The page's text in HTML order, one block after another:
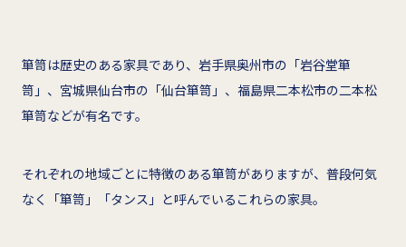
箪笥は歴史のある家具であり、岩手県奥州市の「岩谷堂箪
笥」、宮城県仙台市の「仙台箪笥」、福島県二本松市の二本松
箪笥などが有名です。
それぞれの地域ごとに特徴のある箪笥がありますが、普段何気
なく「箪笥」「タンス」と呼んでいるこれらの家具。